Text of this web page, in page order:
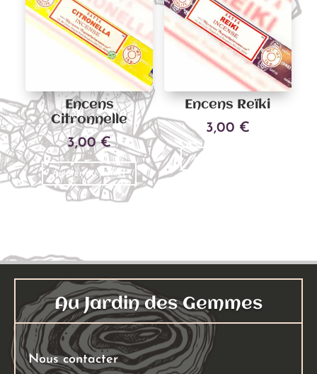
Encens
Citronnelle
3,00€
Ajouter au panier
Encens Reïki
3,00 €
Ajouter au panier
Au Jardin des Gemmes
Nous contacter